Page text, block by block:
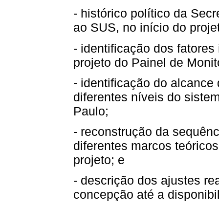
- histórico político da
ao SUS, no início do
- identificação dos
projeto do Painel de
- identificação do alcance
diferentes níveis do
Paulo;
- reconstrução da
diferentes marcos
projeto; e
- descrição dos ajustes
concepção até a